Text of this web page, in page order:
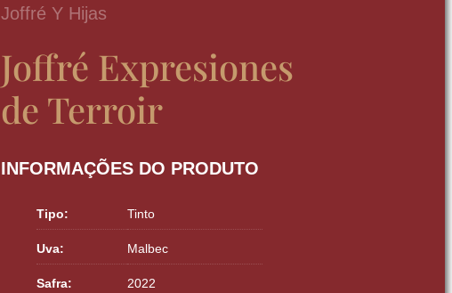
Joffré Y Hijas
Joffré Expresiones
de Terroir
INFORMAÇÕES DO PRODUTO
Tipo: Tinto
Uva: Malbec
Safra: 2022